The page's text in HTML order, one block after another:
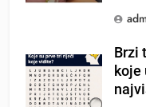
Brzi
koje